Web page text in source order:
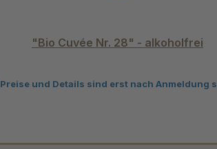
"Bio Cuvée Nr. 28" - alkoholfrei
Preise und Details sind erst nach Anmeldung